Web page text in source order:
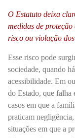
O Estatuto deixa
medidas de
risco ou violação
Esse risco pode
sociedade, quando
acessibilidade. Em
do Estado, que falha
casos em que a
praticam
situações em que a